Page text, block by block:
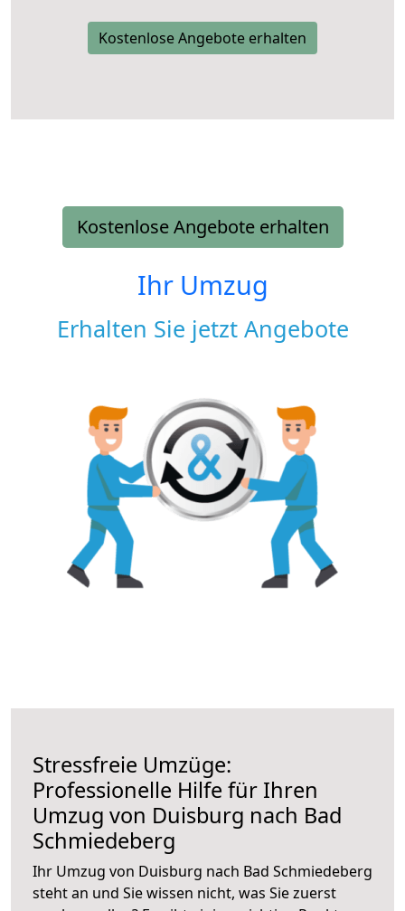
Kostenlose Angebote erhalten
Kostenlose Angebote erhalten
Ihr Umzug
Erhalten Sie jetzt Angebote
Stressfreie Umzüge:
Professionelle Hilfe für Ihren
Umzug von Duisburg nach Bad
Schmiedeberg
Ihr Umzug von Duisburg nach Bad Schmiedeberg
steht an und Sie wissen nicht, was Sie zuerst